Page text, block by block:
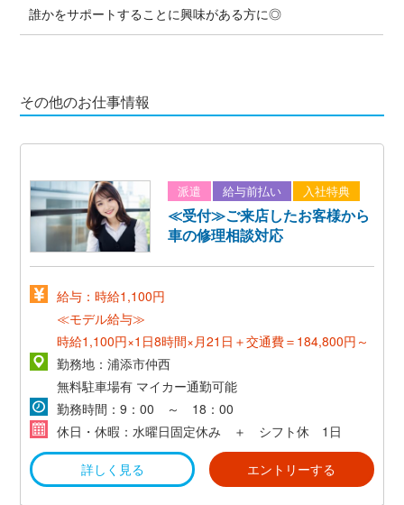
誰かをサポートすることに興味がある方に◎
その他のお仕事情報
派遣 給与前払い 入社特典
≪受付≫ご来店したお客様から
車の修理相談対応
給与：時給1,100円
≪モデル給与≫
時給1,100円×1日8時間×月21日＋交通費＝184,800円～
勤務地：浦添市仲西
無料駐車場有 マイカー通勤可能
勤務時間：9：00 ～ 18：00
休日・休暇：水曜日固定休み ＋ シフト休 1日
詳しく見る エントリーする